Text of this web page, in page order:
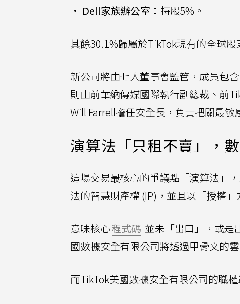
• Dell家族辦公室： 持股5%。
其餘30.1%歸屬於TikTok現有的全球股
新公司將由七人董事會監管，成員包
則由前華納傳媒國際執行副總裁、前
Will Farrell擔任安全長，負責把關最敏
演算法「只租不賣」，
這場交易最核心的爭議點「演算法」
法的智慧財產權 (IP)，並且以「授權
意味核心程式碼 並未「出口」，或是
國數據安全有限公司將透過甲骨文的
而TikTok美國數據安全有限公司的職